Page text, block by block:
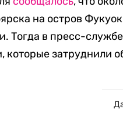
на остров
Тогда в пресс-
которые затруднили